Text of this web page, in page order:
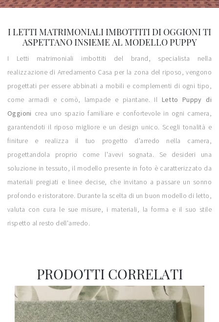
I LETTI MATRIMONIALI IMBOTTITI DI OGGIONI TI
ASPETTANO INSIEME AL MODELLO PUPPY
I Letti matrimoniali imbottiti del brand, specialista nella
realizzazione di Arredamento Casa per la zona del riposo, vengono
progettati per essere abbinati a mobili e complementi di ogni tipo,
come armadi e comò, lampade e piantane. Il Letto Puppy di
Oggioni crea uno spazio familiare e confortevole in ogni camera,
garantendoti il riposo migliore e un design unico. Scegli tonalità e
finiture e realizza il tuo progetto d’arredo nella camera,
progettandola proprio come l'avevi sognata. Se desideri una
soluzione in tessuto, il modello presente in foto è caratterizzato da
materiali pregiati e linee decise, che invitano a passare un sonno
profondo e ristoratore. Durante la scelta di un buon modello di letto,
valuta con cura le sue misure, i materiali, la forma e il suo stile
rispetto al resto dell'arredo.
PRODOTTI CORRELATI